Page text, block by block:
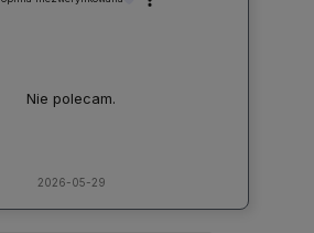
Nie polecam.
2026-05-29